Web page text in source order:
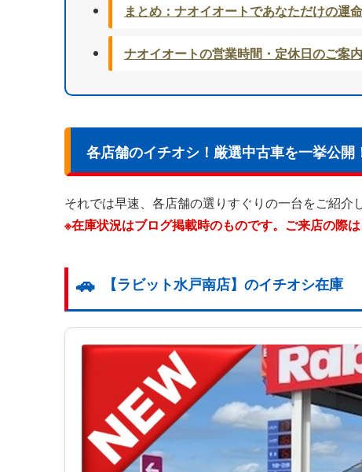
まとめ：ナオイオートであなただけの運
ナオイオートの営業時間・定休日のご案内
各店舗のイチオシ！厳選中古車を一挙公開
それでは早速、各店舗の選りすぐりの一台をご紹介
※在庫状況はブログ掲載時のものです。ご来店の際
【ラビット水戸南店】のイチオシ在庫